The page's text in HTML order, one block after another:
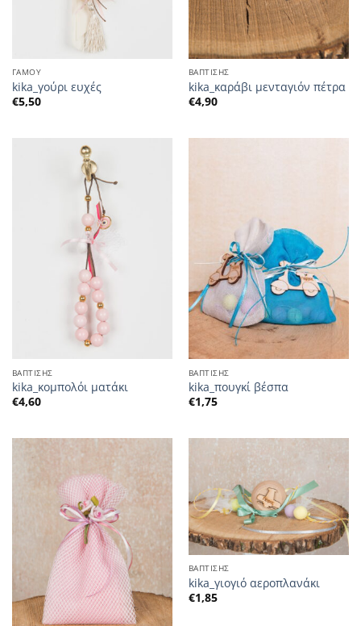
ΓΑΜΟΥ
kika_γούρι ευχές
€5,50
ΒΑΠΤΙΣΗΣ
kika_καράβι μενταγιόν πέτρα
€4,90
ΒΑΠΤΙΣΗΣ
kika_κομπολόι ματάκι
€4,60
ΒΑΠΤΙΣΗΣ
kika_πουγκί βέσπα
€1,75
ΒΑΠΤΙΣΗΣ
kika_γιογιό αεροπλανάκι
€1,85